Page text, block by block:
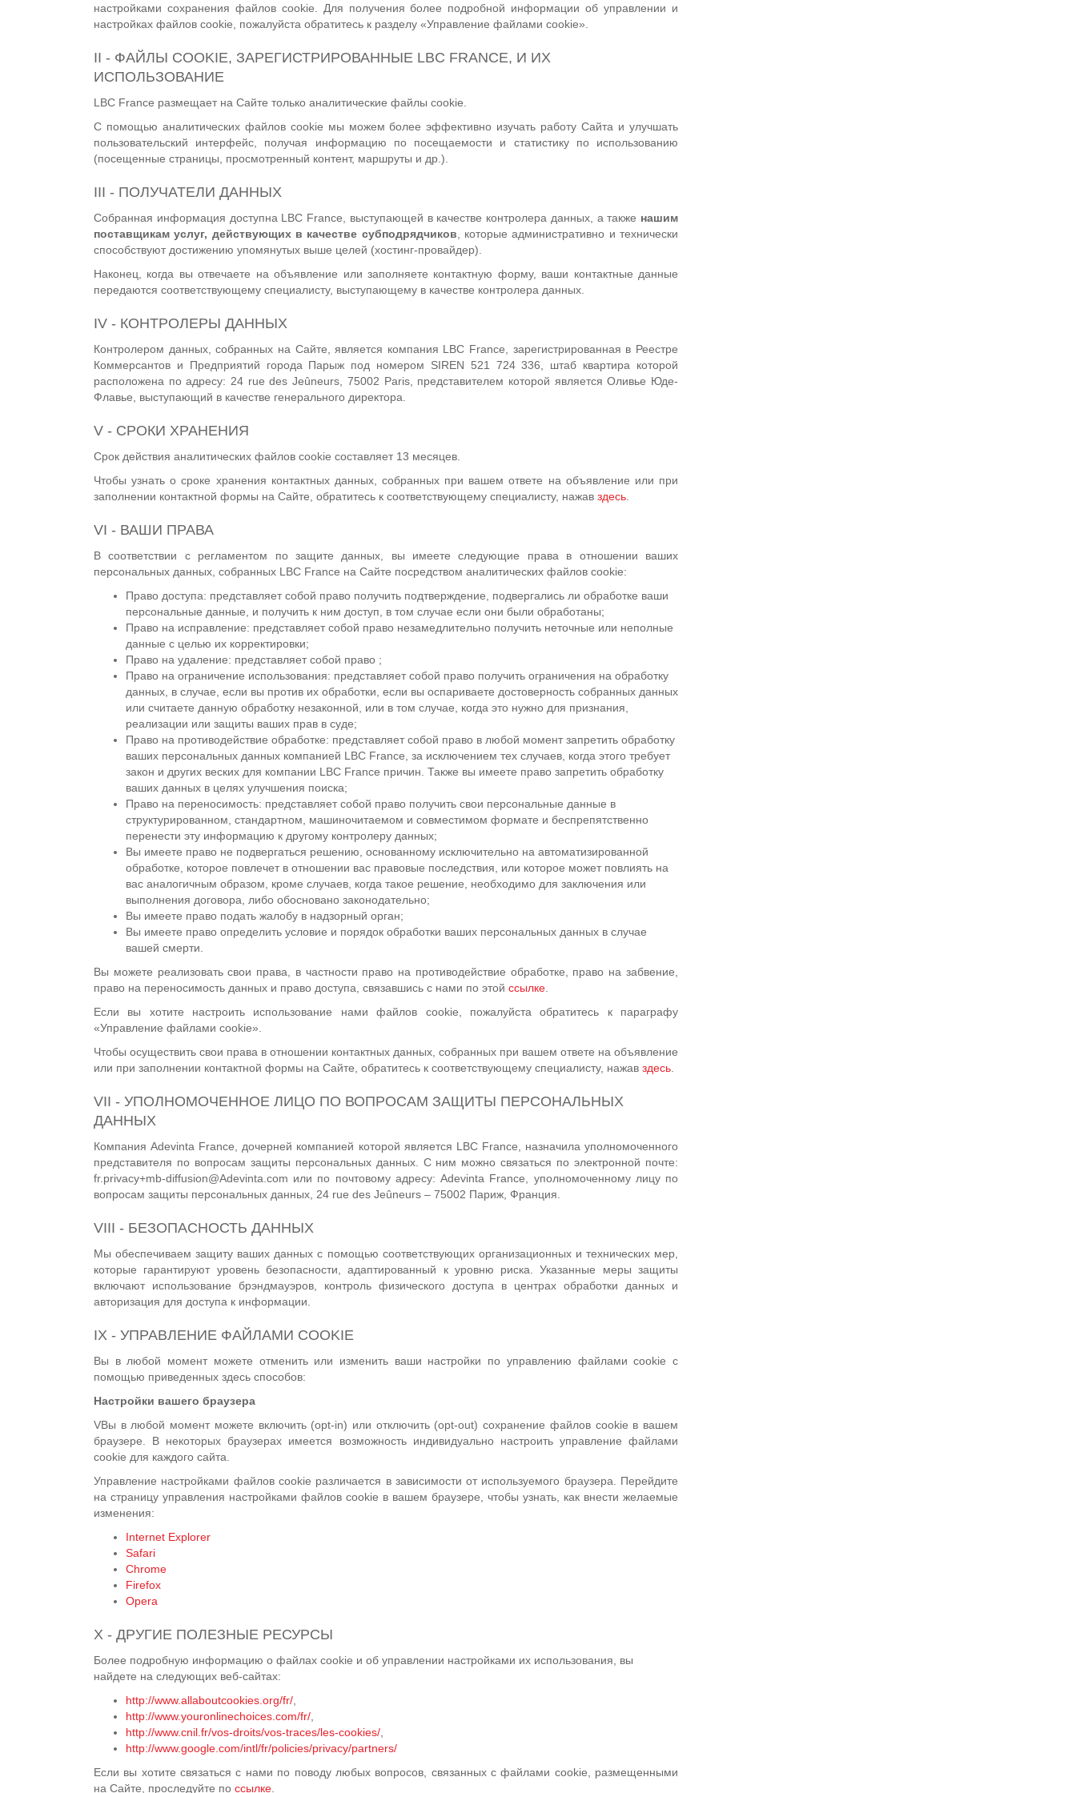
настройками сохранения файлов cookie. Для получения более подробной информации об управлении и
настройках файлов cookie, пожалуйста обратитесь к разделу «Управление файлами cookie».
II - ФАЙЛЫ COOKIE, ЗАРЕГИСТРИРОВАННЫЕ LBC FRANCE, И ИХ
ИСПОЛЬЗОВАНИЕ
LBC France размещает на Сайте только аналитические файлы cookie.
С помощью аналитических файлов cookie мы можем более эффективно изучать работу Сайта и улучшать
пользовательский интерфейс, получая информацию по посещаемости и статистику по использованию
(посещенные страницы, просмотренный контент, маршруты и др.).
III - ПОЛУЧАТЕЛИ ДАННЫХ
Собранная информация доступна LBC France, выступающей в качестве контролера данных, а также нашим
поставщикам услуг, действующих в качестве субподрядчиков , которые административно и технически
способствуют достижению упомянутых выше целей (хостинг-провайдер).
Наконец, когда вы отвечаете на объявление или заполняете контактную форму, ваши контактные данные
передаются соответствующему специалисту, выступающему в качестве контролера данных.
IV - КОНТРОЛЕРЫ ДАННЫХ
Контролером данных, собранных на Сайте, является компания LBC France, зарегистрированная в Реестре
Коммерсантов и Предприятий города Парыж под номером SIREN 521 724 336, штаб квартира которой
расположена по адресу: 24 rue des Jeûneurs, 75002 Paris, представителем которой является Оливье Юде-
Флавье, выступающий в качестве генерального директора.
V - СРОКИ ХРАНЕНИЯ
Срок действия аналитических файлов cookie составляет 13 месяцев.
Чтобы узнать о сроке хранения контактных данных, собранных при вашем ответе на объявление или при
заполнении контактной формы на Сайте, обратитесь к соответствующему специалисту, нажав здесь
VI - ВАШИ ПРАВА
В соответствии с регламентом по защите данных, вы имеете следующие права в отношении ваших
персональных данных, собранных LBC France на Сайте посредством аналитических файлов cookie:
Право доступа: представляет собой право получить подтверждение, подвергались ли обработке ваши
персональные данные, и получить к ним доступ, в том случае если они были обработаны;
Право на исправление: представляет собой право незамедлительно получить неточные или неполные
данные с целью их корректировки;
Право на удаление: представляет собой право ;
Право на ограничение использования: представляет собой право получить ограничения на обработку
данных, в случае, если вы против их обработки, если вы оспариваете достоверность собранных данных
или считаете данную обработку незаконной, или в том случае, когда это нужно для признания,
реализации или защиты ваших прав в суде;
Право на противодействие обработке: представляет собой право в любой момент запретить обработку
ваших персональных данных компанией LBC France, за исключением тех случаев, когда этого требует
закон и других веских для компании LBC France причин. Также вы имеете право запретить обработку
ваших данных в целях улучшения поиска;
Право на переносимость: представляет собой право получить свои персональные данные в
структурированном, стандартном, машиночитаемом и совместимом формате и беспрепятственно
перенести эту информацию к другому контролеру данных;
Вы имеете право не подвергаться решению, основанному исключительно на автоматизированной
обработке, которое повлечет в отношении вас правовые последствия, или которое может повлиять на
вас аналогичным образом, кроме случаев, когда такое решение, необходимо для заключения или
выполнения договора, либо обосновано законодательно;
Вы имеете право подать жалобу в надзорный орган;
Вы имеете право определить условие и порядок обработки ваших персональных данных в случае
вашей смерти.
Вы можете реализовать свои права, в частности право на противодействие обработке, право на забвение,
право на переносимость данных и право доступа, связавшись с нами по этой ссылке
Если вы хотите настроить использование нами файлов cookie, пожалуйста обратитесь к параграфу
«Управление файлами cookie».
Чтобы осуществить свои права в отношении контактных данных, собранных при вашем ответе на объявление
или при заполнении контактной формы на Сайте, обратитесь к соответствующему специалисту, нажав здесь
VII - УПОЛНОМОЧЕННОЕ ЛИЦО ПО ВОПРОСАМ ЗАЩИТЫ ПЕРСОНАЛЬНЫХ
ДАННЫХ
Компания Adevinta France, дочерней компанией которой является LBC France, назначила уполномоченного
представителя по вопросам защиты персональных данных. С ним можно связаться по электронной почте:
fr.privacy+mb-diffusion@Adevinta.com или по почтовому адресу: Adevinta France, уполномоченному лицу по
вопросам защиты персональных данных, 24 rue des Jeûneurs – 75002 Париж, Франция.
VIII - БЕЗОПАСНОСТЬ ДАННЫХ
Мы обеспечиваем защиту ваших данных с помощью соответствующих организационных и технических мер,
которые гарантируют уровень безопасности, адаптированный к уровню риска. Указанные меры защиты
включают использование брэндмауэров, контроль физического доступа в центрах обработки данных и
авторизация для доступа к информации.
IX - УПРАВЛЕНИЕ ФАЙЛАМИ COOKIE
Вы в любой момент можете отменить или изменить ваши настройки по управлению файлами cookie с
помощью приведенных здесь способов:
Настройки вашего браузера
VВы в любой момент можете включить (opt-in) или отключить (opt-out) сохранение файлов cookie в вашем
браузере. В некоторых браузерах имеется возможность индивидуально настроить управление файлами
cookie для каждого сайта.
Управление настройками файлов cookie различается в зависимости от используемого браузера. Перейдите
на страницу управления настройками файлов cookie в вашем браузере, чтобы узнать, как внести желаемые
изменения:
Internet Explorer
Safari
Chrome
Firefox
Opera
X - ДРУГИЕ ПОЛЕЗНЫЕ РЕСУРСЫ
Более подробную информацию о файлах cookie и об управлении настройками их использования, вы
найдете на следующих веб-сайтах:
http://www.allaboutcookies.org/fr/
http://www.youronlinechoices.com/fr/
http://www.cnil.fr/vos-droits/vos-traces/les-cookies/
http://www.google.com/intl/fr/policies/privacy/partners/
Если вы хотите связаться с нами по поводу любых вопросов, связанных с файлами cookie, размещенными
на Сайте, проследуйте по ссылке